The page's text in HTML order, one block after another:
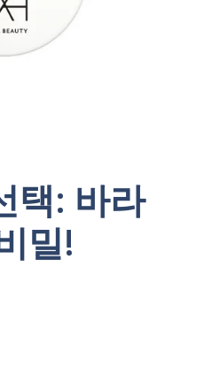
택: 바라
밀!